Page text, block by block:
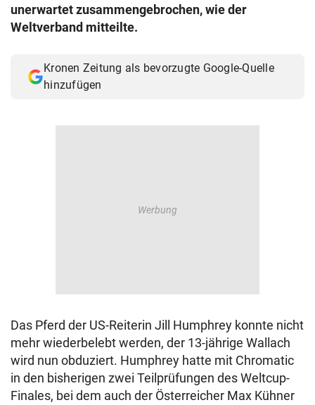
© Krone Multimedia GmbH & Co KG 2026
Muthgasse 2, 1190 Wien
unerwartet zusammengebrochen, wie der
Weltverband mitteilte.
Kronen Zeitung als bevorzugte Google-Quelle
hinzufügen
Das Pferd der US-Reiterin Jill Humphrey konnte nicht
mehr wiederbelebt werden, der 13-jährige Wallach
wird nun obduziert. Humphrey hatte mit Chromatic
in den bisherigen zwei Teilprüfungen des Weltcup-
Finales, bei dem auch der Österreicher Max Kühner